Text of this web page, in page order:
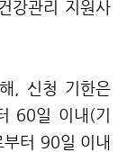
강관리 지원사
신청 기한은
60일 이내 (기
터 90일 이내